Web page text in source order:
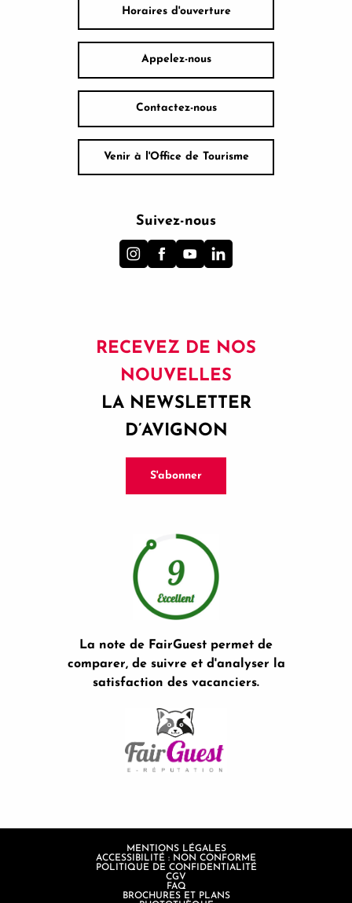
Horaires d'ouverture
Appelez-nous
Contactez-nous
Venir à l'Office de Tourisme
Suivez-nous
RECEVEZ DE NOS
NOUVELLES
LA NEWSLETTER
D’AVIGNON
S'abonner
La note de FairGuest permet de
comparer, de suivre et d'analyser la
satisfaction des vacanciers.
MENTIONS LÉGALES
ACCESSIBILITÉ : NON CONFORME
POLITIQUE DE CONFIDENTIALITÉ
CGV
FAQ
BROCHURES ET PLANS